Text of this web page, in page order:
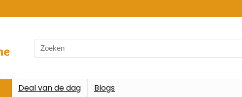
Search
for:
Deal van de dag Blogs